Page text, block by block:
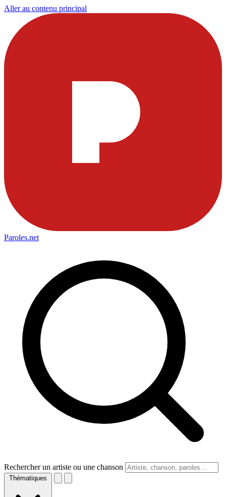
Aller au contenu principal
Paroles.net
Rechercher un artiste ou une chanson
Thématiques